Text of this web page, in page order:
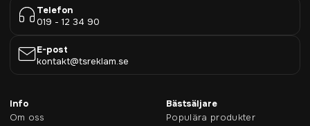
Telefon
019 - 12 34 90
E-post
kontakt@tsreklam.se
Info
Om oss
Bästsäljare
Populära produkter